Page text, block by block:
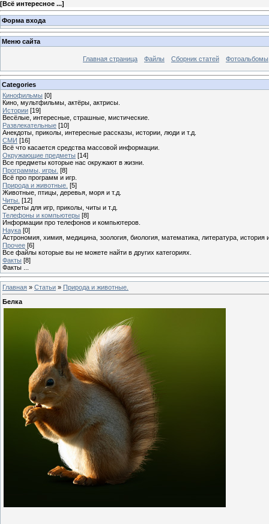
[Всё интересное ...]
Форма входа
Меню сайта
Главная страница Файлы Сборник статей Фотоальбомы
Categories
Кинофильмы [0]
Кино, мультфильмы, актёры, актрисы.
Истории [19]
Весёлые, интересные, страшные, мистические.
Развлекательные [10]
Анекдоты, приколы, интересные рассказы, истории, люди и т.д.
СМИ [16]
Всё что касается средства массовой информации.
Окружающие предметы [14]
Все предметы которые нас окружают в жизни.
Программы, игры. [8]
Всё про программ и игр.
Природа и животные. [5]
Животные, птицы, деревья, моря и т.д.
Читы. [12]
Секреты для игр, приколы, читы и т.д.
Телефоны и компьютеры [8]
Информации про телефонов и компьютеров.
Наука [0]
Астрономия, химия, медицина, зоология, биология, математика, литература, история
Прочее [6]
Все файлы которые вы не можете найти в других категориях.
Факты [8]
Факты ...
Главная » Статьи » Природа и животные.
Белка